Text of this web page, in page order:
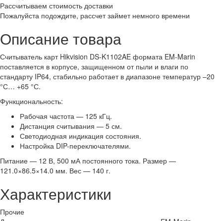
Рассчитываем стоимость доставки
Пожалуйста подождите, рассчет займет немного времени
Описание товара
Считыватель карт Hikvision DS-K1102AE формата EM-Marin
поставляется в корпусе, защищенном от пыли и влаги по
стандарту IP64, стабильно работает в диапазоне температур –20
°С… +65 °С.
Функциональность:
Рабочая частота — 125 кГц.
Дистанция считывания — 5 см.
Светодиодная индикация состояния.
Настройка DIP-переключателями.
Питание — 12 В, 500 мА постоянного тока. Размер —
121.0×86.5×14.0 мм. Вес — 140 г.
Характеристики
Прочие